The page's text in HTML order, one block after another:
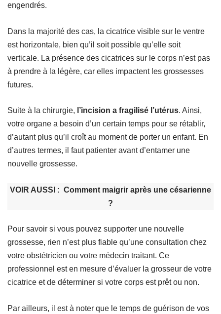
engendrés.
Dans la majorité des cas, la cicatrice visible sur le ventre
est horizontale, bien qu’il soit possible qu’elle soit
verticale. La présence des cicatrices sur le corps n’est pas
à prendre à la légère, car elles impactent les grossesses
futures.
Suite à la chirurgie, l’incision a fragilisé l’utérus. Ainsi,
votre organe a besoin d’un certain temps pour se rétablir,
d’autant plus qu’il croît au moment de porter un enfant. En
d’autres termes, il faut patienter avant d’entamer une
nouvelle grossesse.
VOIR AUSSI : Comment maigrir après une césarienne
?
Pour savoir si vous pouvez supporter une nouvelle
grossesse, rien n’est plus fiable qu’une consultation chez
votre obstétricien ou votre médecin traitant. Ce
professionnel est en mesure d’évaluer la grosseur de votre
cicatrice et de déterminer si votre corps est prêt ou non.
Par ailleurs, il est à noter que le temps de guérison de vos